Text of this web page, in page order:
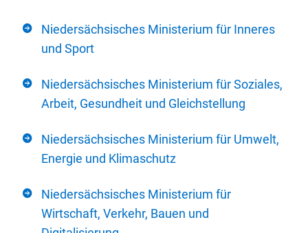
Niedersächsisches Ministerium für Inneres
und Sport
Niedersächsisches Ministerium für Soziales,
Arbeit, Gesundheit und Gleichstellung
Niedersächsisches Ministerium für Umwelt,
Energie und Klimaschutz
Niedersächsisches Ministerium für
Wirtschaft, Verkehr, Bauen und